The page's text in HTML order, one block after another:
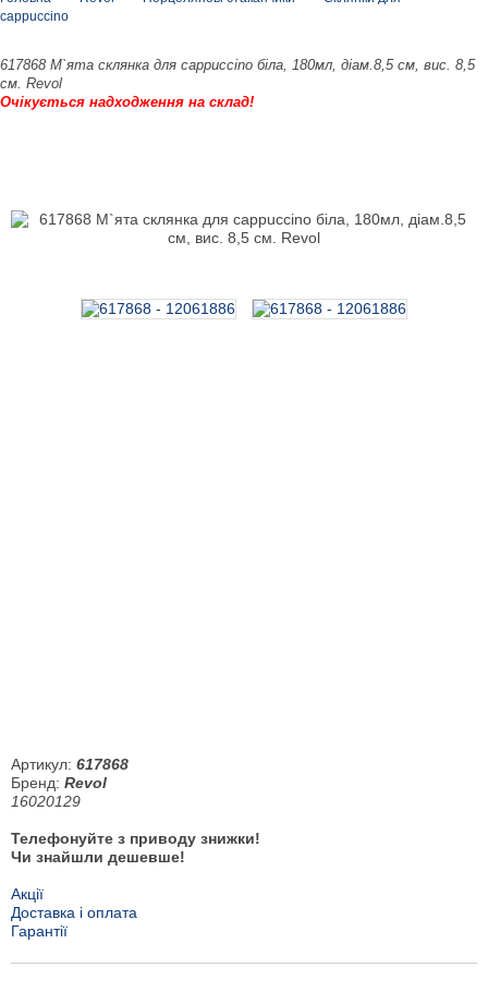
cappuccino
617868 М`ята склянка для cappuccino біла, 180мл, діам.8,5 см, вис. 8,5
см. Revol
Очікується надходження на склад!
Артикул: 617868
Бренд: Revol
16020129
Телефонуйте з приводу знижки!
Чи знайшли дешевше!
Акції
Доставка і оплата
Гарантії